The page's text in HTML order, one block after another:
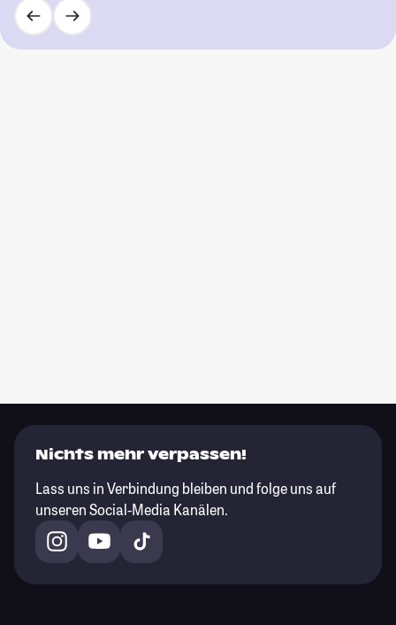
Nichts mehr verpassen!
Lass uns in Verbindung bleiben und folge uns auf
unseren Social-Media Kanälen.